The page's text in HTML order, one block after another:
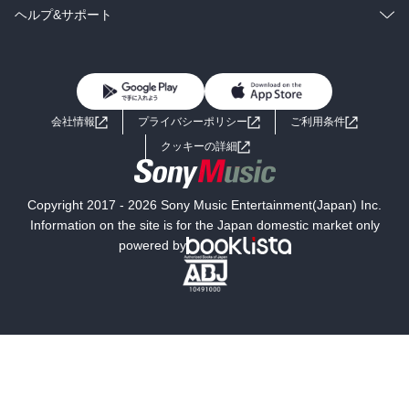
BL・TL
雑誌・グラビア
ラノベ
コミック
ライトノベル 男子向けラノベ
小説
海外小説
ミステリー SF
文学
ヘルプ&サポート
よくあるご質問 お問い合わせ
会社情報 プライバシーポリシー
ご利用条件
クッキーの詳細
Copyright 2017 - 2026 Sony Music Entertainment(Japan) Inc.
Information on the site is for the Japan domestic market only
powered by